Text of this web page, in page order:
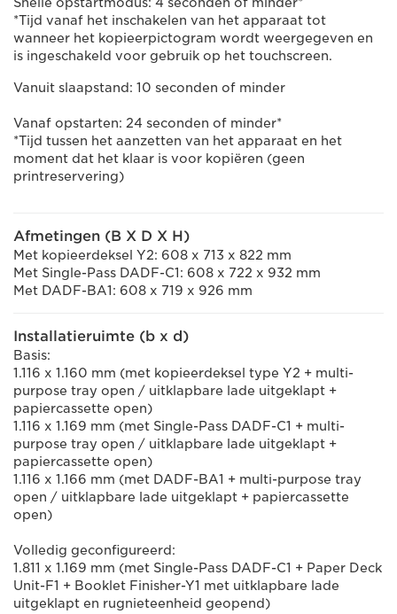
*Tijd vanaf het inschakelen van het apparaat tot
wanneer het kopieerpictogram wordt weergegeven en
is ingeschakeld voor gebruik op het touchscreen.
Vanuit slaapstand: 10 seconden of minder
Vanaf opstarten: 24 seconden of minder*
*Tijd tussen het aanzetten van het apparaat en het
moment dat het klaar is voor kopiëren (geen
printreservering)
Afmetingen (B X D X H)
Met kopieerdeksel Y2: 608 x 713 x 822 mm
Met Single-Pass DADF-C1: 608 x 722 x 932 mm
Met DADF-BA1: 608 x 719 x 926 mm
Installatieruimte (b x d)
Basis:
1.116 x 1.160 mm (met kopieerdeksel type Y2 + multi-
purpose tray open / uitklapbare lade uitgeklapt +
papiercassette open)
1.116 x 1.169 mm (met Single-Pass DADF-C1 + multi-
purpose tray open / uitklapbare lade uitgeklapt +
papiercassette open)
1.116 x 1.166 mm (met DADF-BA1 + multi-purpose tray
open / uitklapbare lade uitgeklapt + papiercassette
open)
Volledig geconfigureerd:
1.811 x 1.169 mm (met Single-Pass DADF-C1 + Paper Deck
Unit-F1 + Booklet Finisher-Y1 met uitklapbare lade
uitgeklapt en rugnieteenheid geopend)